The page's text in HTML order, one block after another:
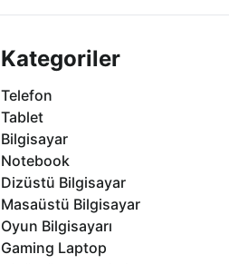
Kategoriler
Telefon
Tablet
Bilgisayar
Notebook
Dizüstü Bilgisayar
Masaüstü Bilgisayar
Oyun Bilgisayarı
Gaming Laptop